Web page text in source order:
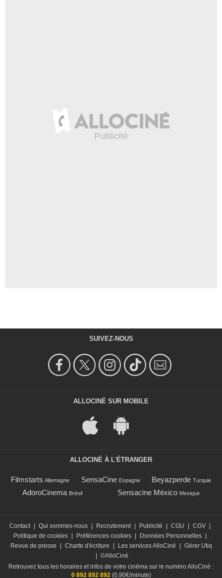
SUIVEZ-NOUS
ALLOCINÉ SUR MOBILE
ALLOCINÉ À L'ÉTRANGER
Filmstarts Allemagne SensaCine Espagne Beyazperde Turquie
AdoroCinema Brésil Sensacine México Mexique
Contact | Qui sommes-nous | Recrutement | Publicité | CGU | CGV |
Politique de cookies | Préférences cookies | Données Personnelles |
Revue de presse
| Charte d'écriture | Les services AlloCiné | Gérer Utiq
| ©AlloCiné
Retrouvez tous les horaires et infos de votre cinéma sur le numéro AlloCiné :
0 892 892 892 (0,90€/minute)